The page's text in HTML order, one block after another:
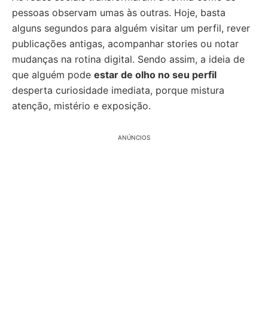
pessoas observam umas às outras. Hoje, basta
alguns segundos para alguém visitar um perfil, rever
publicações antigas, acompanhar stories ou notar
mudanças na rotina digital. Sendo assim, a ideia de
que alguém pode estar de olho no seu perfil
desperta curiosidade imediata, porque mistura
atenção, mistério e exposição.
ANÚNCIOS